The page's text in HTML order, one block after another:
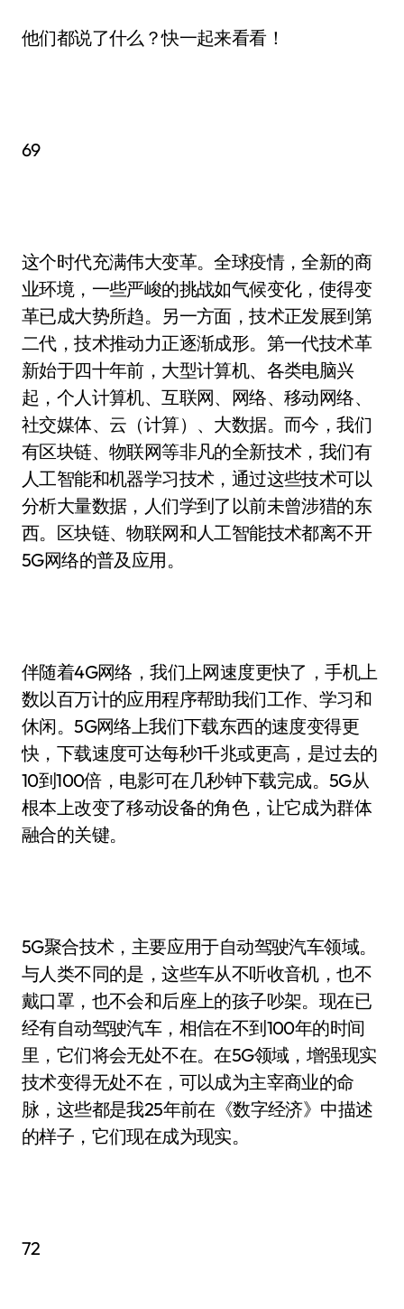
他们都说了什么？快一起来看看！
69
这个时代充满伟大变革。全球疫情，全新的商
业环境，一些严峻的挑战如气候变化，使得变
革已成大势所趋。另一方面，技术正发展到第
二代，技术推动力正逐渐成形。第一代技术革
新始于四十年前，大型计算机、各类电脑兴
起，个人计算机、互联网、网络、移动网络、
社交媒体、云（计算）、大数据。而今，我们
有区块链、物联网等非凡的全新技术，我们有
人工智能和机器学习技术，通过这些技术可以
分析大量数据，人们学到了以前未曾涉猎的东
西。区块链、物联网和人工智能技术都离不开
5G网络的普及应用。
伴随着4G网络，我们上网速度更快了，手机上
数以百万计的应用程序帮助我们工作、学习和
休闲。5G网络上我们下载东西的速度变得更
快，下载速度可达每秒1千兆或更高，是过去的
10到100倍，电影可在几秒钟下载完成。5G从
根本上改变了移动设备的角色，让它成为群体
融合的关键。
5G聚合技术，主要应用于自动驾驶汽车领域。
与人类不同的是，这些车从不听收音机，也不
戴口罩，也不会和后座上的孩子吵架。现在已
经有自动驾驶汽车，相信在不到100年的时间
里，它们将会无处不在。在5G领域，增强现实
技术变得无处不在，可以成为主宰商业的命
脉，这些都是我25年前在《数字经济》中描述
的样子，它们现在成为现实。
72